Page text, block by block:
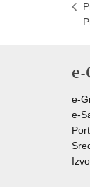
e-
e-